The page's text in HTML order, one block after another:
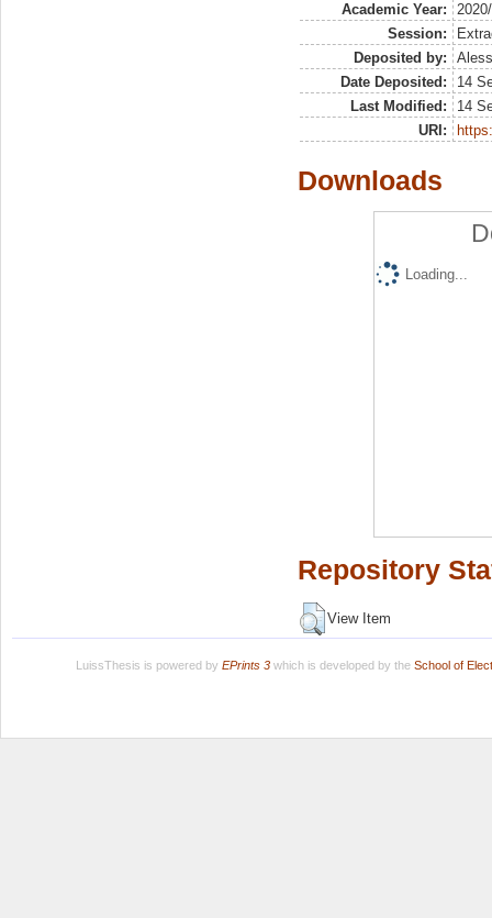
Academic Year:
Session:
Deposited by:
Date Deposited:
14
Last Modified:
14
URI:
Downloads
Loading...
Repository
View Item
LuissThesis is powered by EPrints 3which is developed by the School of